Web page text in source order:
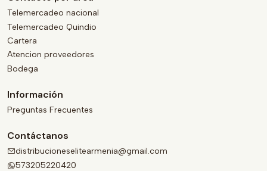
Telemercadeo nacional
Telemercadeo Quindio
Cartera
Atencion proveedores
Bodega
Información
Preguntas Frecuentes
Contáctanos
distribucioneselitearmenia@gmail.com
573205220420